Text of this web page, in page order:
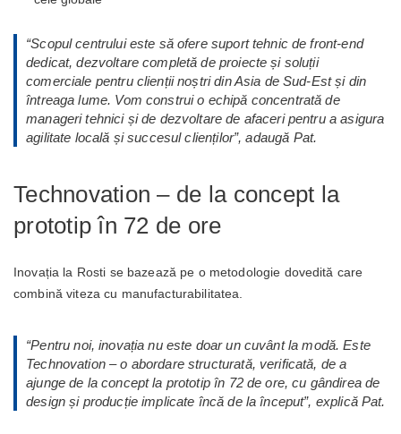
“Scopul centrului este să ofere suport tehnic de front-end
dedicat, dezvoltare completă de proiecte și soluții
comerciale pentru clienții noștri din Asia de Sud-Est și din
întreaga lume. Vom construi o echipă concentrată de
manageri tehnici și de dezvoltare de afaceri pentru a asigura
agilitate locală și succesul clienților”, adaugă Pat.
Technovation – de la concept la
prototip în 72 de ore
Inovația la Rosti se bazează pe o metodologie dovedită care
combină viteza cu manufacturabilitatea.
“Pentru noi, inovația nu este doar un cuvânt la modă. Este
Technovation – o abordare structurată, verificată, de a
ajunge de la concept la prototip în 72 de ore, cu gândirea de
design și producție implicate încă de la început”, explică Pat.